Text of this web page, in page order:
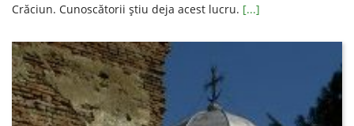
Crăciun. Cunoscătorii ştiu deja acest lucru. [...]